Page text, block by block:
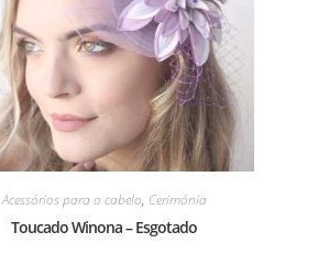
Acessórios para o cabelo, Cerimónia
Toucado Winona – Esgotado